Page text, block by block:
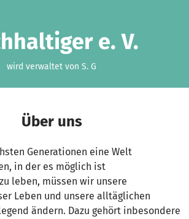
e. V.
wird verwaltet von S. G
Über uns
Generationen eine Welt
in der es möglich ist
leben, müssen wir unsere
Leben und unsere alltäglichen
ändern. Dazu gehört inbesondere